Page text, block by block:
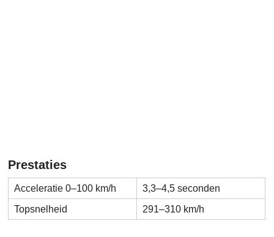
Prestaties
Acceleratie 0–100 km/h
3,3–4,5 seconden
Topsnelheid
291–310 km/h